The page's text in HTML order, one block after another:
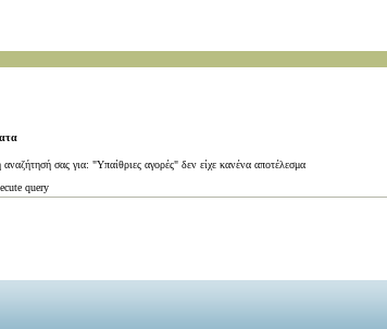
σας για: "Υπαίθριες αγορές" δεν είχε κανένα αποτέλεσμα
query